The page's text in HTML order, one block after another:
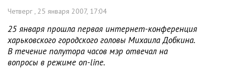
Четверг , 25 января 2007, 17:04
25 января прошла первая интернет-конференция
харьковского городского головы Михаила Добкина.
В течение полутора часов мэр отвечал на
вопросы в режиме on-line.